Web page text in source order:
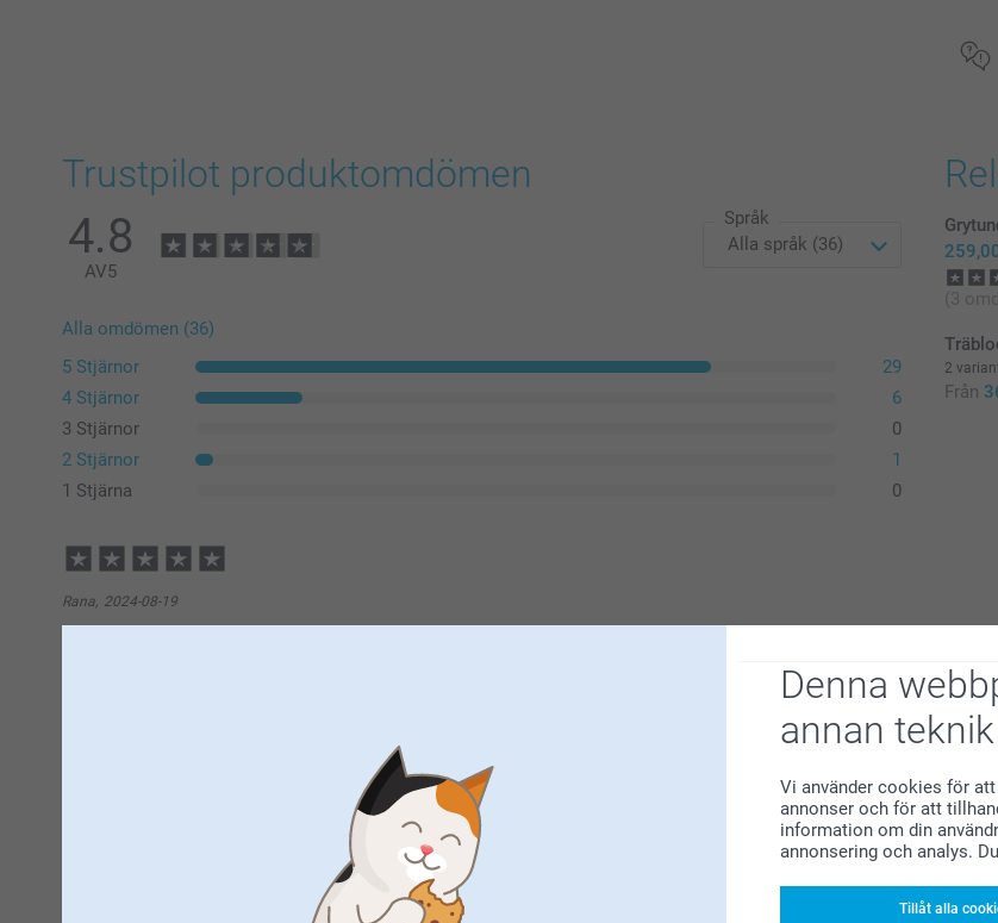
Denna
annan teknik
Vi använder cookies för
annonser och för att
information om din
annonsering och analys.
Tillåt alla
Alla
Trustpilot produktomdömen
4.8
AV5
Språk
Alla omdömen (36)
5 Stjärnor
29
4 Stjärnor
6
3 Stjärnor
0
2 Stjärnor
1
1 Stjärna
0
Rana, 2024-08-19
Uppskattad present till mormor! Krukorna hade gärna fått vara lite större, men nu passar dem perfekta på
(3
2
Från